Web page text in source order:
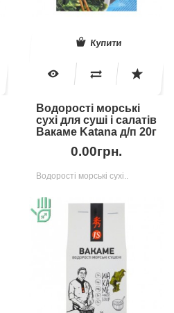
Купити
Водорості морські
сухі для суші і салатів
Вакаме Katana д/п 20г
0.00грн.
Водорості морські сухі..